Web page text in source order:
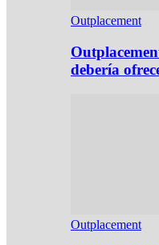
Outplacement
debería
Outplacement